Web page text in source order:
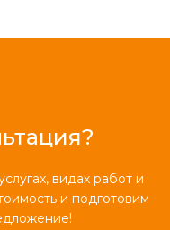
видах работ и
и подготовим